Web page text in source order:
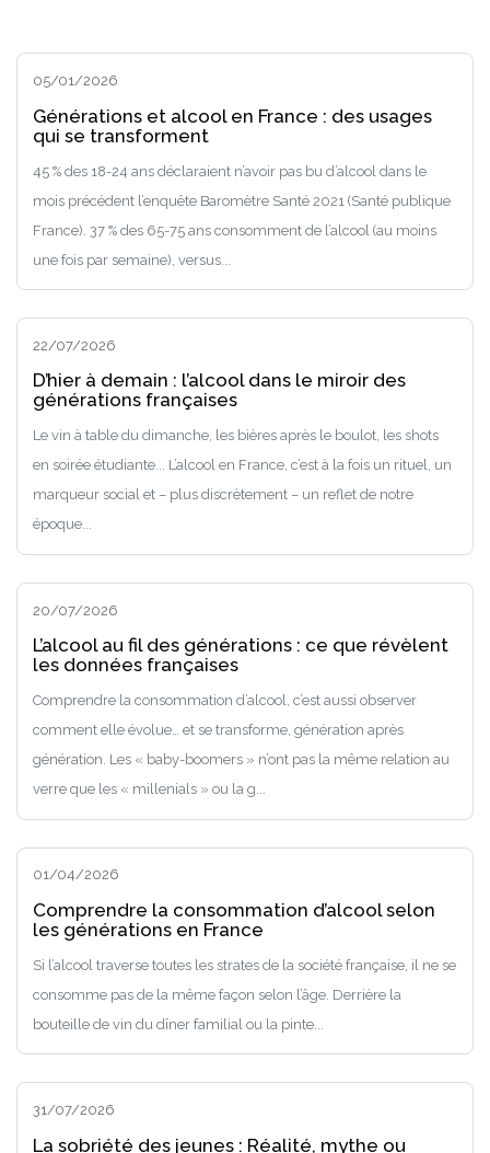
05/01/2026
Générations et alcool en France : des usages
qui se transforment
45 % des 18-24 ans déclaraient n’avoir pas bu d’alcool dans le
mois précédent l’enquête Baromètre Santé 2021 (Santé publique
France). 37 % des 65-75 ans consomment de l’alcool (au moins
une fois par semaine), versus...
22/07/2026
D’hier à demain : l’alcool dans le miroir des
générations françaises
Le vin à table du dimanche, les bières après le boulot, les shots
en soirée étudiante... L’alcool en France, c’est à la fois un rituel, un
marqueur social et – plus discrètement – un reflet de notre
époque...
20/07/2026
L’alcool au fil des générations : ce que révèlent
les données françaises
Comprendre la consommation d’alcool, c’est aussi observer
comment elle évolue… et se transforme, génération après
génération. Les « baby-boomers » n’ont pas la même relation au
verre que les « millenials » ou la g...
01/04/2026
Comprendre la consommation d’alcool selon
les générations en France
Si l’alcool traverse toutes les strates de la société française, il ne se
consomme pas de la même façon selon l’âge. Derrière la
bouteille de vin du dîner familial ou la pinte...
31/07/2026
La sobriété des jeunes : Réalité, mythe ou